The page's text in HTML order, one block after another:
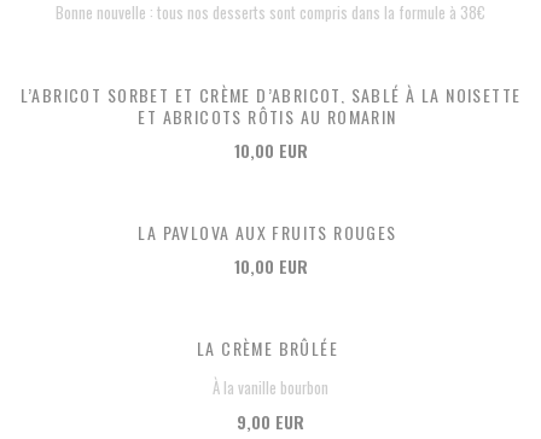
Bonne nouvelle : tous nos desserts sont compris dans la formule à 38€
L’ABRICOT SORBET ET CRÈME D’ABRICOT, SABLÉ À LA NOISETTE
ET ABRICOTS RÔTIS AU ROMARIN
10,00 EUR
LA PAVLOVA AUX FRUITS ROUGES
10,00 EUR
LA CRÈME BRÛLÉE
À la vanille bourbon
9,00 EUR